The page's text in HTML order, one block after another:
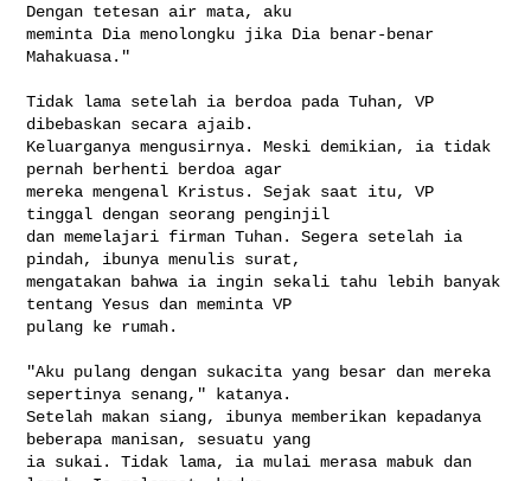
Dengan tetesan air mata, aku
meminta Dia menolongku jika Dia benar-benar
Mahakuasa."
Tidak lama setelah ia berdoa pada Tuhan, VP
dibebaskan secara ajaib.
Keluarganya mengusirnya. Meski demikian, ia tidak
pernah berhenti berdoa agar
mereka mengenal Kristus. Sejak saat itu, VP
tinggal dengan seorang penginjil
dan memelajari firman Tuhan. Segera setelah ia
pindah, ibunya menulis surat,
mengatakan bahwa ia ingin sekali tahu lebih banyak
tentang Yesus dan meminta VP
pulang ke rumah.
"Aku pulang dengan sukacita yang besar dan mereka
sepertinya senang," katanya.
Setelah makan siang, ibunya memberikan kepadanya
beberapa manisan, sesuatu yang
ia sukai. Tidak lama, ia mulai merasa mabuk dan